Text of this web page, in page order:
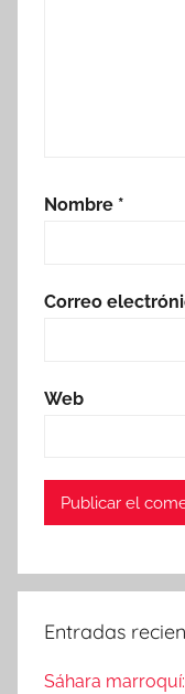
Nombre *
Correo
Web
Entradas
Sáhara